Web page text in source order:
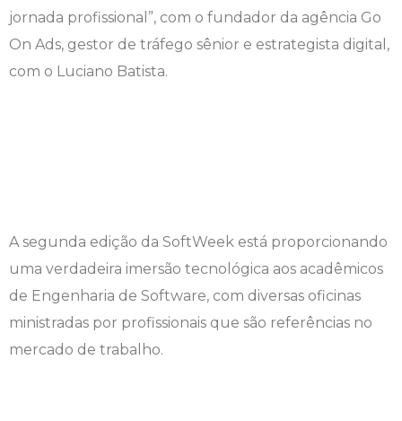
jornada profissional”, com o fundador da agência Go
On Ads, gestor de tráfego sênior e estrategista digital,
com o Luciano Batista.
A segunda edição da SoftWeek está proporcionando
uma verdadeira imersão tecnológica aos acadêmicos
de Engenharia de Software, com diversas oficinas
ministradas por profissionais que são referências no
mercado de trabalho.
Engenharia de Software
Fisioterapia
Medicina
Medicina Veterinária
Ensalamento
Manual de Trabalhos Acadêmicos
Minha Biblioteca
Núcleo de Apoio Psicopedagógico
Editais
Logos Campo Real
NAPP e NAPC
Portal do Egresso